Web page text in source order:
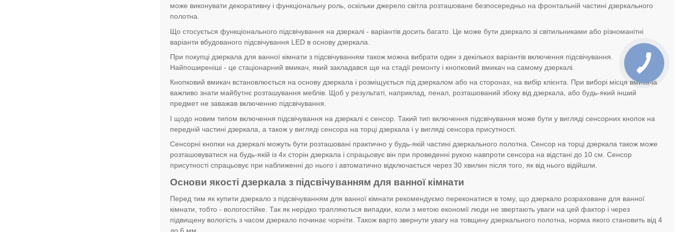
може виконувати декоративну і функціональну роль, оскільки джерело світла розташоване безпосередньо на фронтальній частині дзеркального
полотна.
Що стосується функціонального підсвічування на дзеркалі - варіантів досить багато. Це може бути дзеркало зі світильниками або різноманітні
варіанти вбудованого підсвічування LED в основу дзеркала.
При покупці дзеркала для ванної кімнати з підсвічуванням також можна вибрати один з декількох варіантів включення підсвічування.
Найпоширеніші - це стаціонарний вмикач, який закладався ще на стадії ремонту і кнопковий вмикач на самому дзеркалі.
Кнопковий вмикач встановлюється на основу дзеркала і розміщується під дзеркалом або на сторонах, на вибір клієнта. При виборі місця вмикача
важливо знати майбутнє розташування меблів. Щоб у результаті, наприклад, пенал, розташований збоку від дзеркала, або будь-який інший
предмет не заважав включенню підсвічування.
І щодо новим типом включення підсвічування на дзеркалі є сенсор. Такий тип включення підсвічування може бути у вигляді сенсорних кнопок на
передній частині дзеркала, а також у вигляді сенсора на торці дзеркала і у вигляді сенсора присутності.
Сенсорні кнопки на дзеркалі можуть бути розташовані практично у будь-якій частині дзеркального полотна. Сенсор на торці дзеркала також може
розташовуватися на будь-якій із 4х сторін дзеркала і спрацьовує він при проведенні рукою навпроти сенсора на відстані до 10 см. Сенсор
присутності спрацьовує при наближенні до нього і автоматично відключається через 30 хвилин після того, як від нього відійшли.
Основи якості дзеркала з підсвічуванням для ванної кімнати
Перед тим як купити дзеркало з підсвічуванням для ванної кімнати рекомендуємо переконатися в тому, що дзеркало розраховане для ванної
кімнати, тобто - вологостійке. Так як нерідко трапляються випадки, коли з метою економії люди не звертають уваги на цей фактор і через
підвищену вологість з часом дзеркало починає чорніти. Також варто звернути увагу на товщину дзеркального полотна, норма якого становить від 4